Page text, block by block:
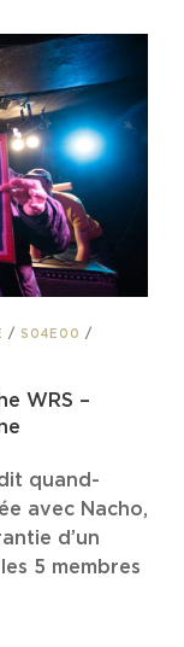
/ S04E00 /
WRS –
quand-
avec Nacho,
d’un
5 membres